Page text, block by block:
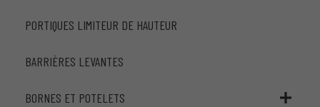
PORTIQUES LIMITEUR DE HAUTEUR
BARRIÈRES LEVANTES
BORNES ET POTELETS